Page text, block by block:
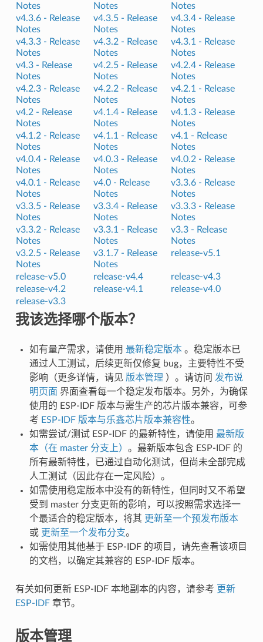
Notes
Notes
Notes
v4.3.6 - Release
Notes
v4.3.5 - Release
Notes
v4.3.4 - Release
Notes
v4.3.3 - Release
Notes
v4.3.2 - Release
Notes
v4.3.1 - Release
Notes
v4.3 - Release
Notes
v4.2.5 - Release
Notes
v4.2.4 - Release
Notes
v4.2.3 - Release
Notes
v4.2.2 - Release
Notes
v4.2.1 - Release
Notes
v4.2 - Release
Notes
v4.1.4 - Release
Notes
v4.1.3 - Release
Notes
v4.1.2 - Release
Notes
v4.1.1 - Release
Notes
v4.1 - Release
Notes
v4.0.4 - Release
Notes
v4.0.3 - Release
Notes
v4.0.2 - Release
Notes
v4.0.1 - Release
Notes
v4.0 - Release
Notes
v3.3.6 - Release
Notes
v3.3.5 - Release
Notes
v3.3.4 - Release
Notes
v3.3.3 - Release
Notes
v3.3.2 - Release
Notes
v3.3.1 - Release
Notes
v3.3 - Release
Notes
v3.2.5 - Release
Notes
v3.1.7 - Release
Notes
release-v5.1
release-v5.0 release-v4.4
release-v4.3
release-v4.2
release-v4.1
release-v4.0
release-v3.3
我该选择哪个版本？
如有量产需求，请使用 最新稳定版本。稳定版本已
通过人工测试，后续更新仅修复 bug，主要特性不受
影响（更多详情，请见 版本管理 ）。请访问 发布说
明页面 界面查看每一个稳定发布版本。另外，为确保
使用的 ESP-IDF 版本与需生产的芯片版本兼容，可参
考 ESP-IDF 版本与乐鑫芯片版本兼容性。
如需尝试/测试 ESP-IDF 的最新特性，请使用 最新版
本（在 master 分支上） 。最新版本包含 ESP-IDF 的
所有最新特性，已通过自动化测试，但尚未全部完成
人工测试（因此存在一定风险）。
如需使用稳定版本中没有的新特性，但同时又不希望
受到 master 分支更新的影响，可以按照需求选择一
个最适合的稳定版本，将其 更新至一个预发布版本
或 更新至一个发布分支。
如需使用其他基于 ESP-IDF 的项目，请先查看该项目
的文档，以确定其兼容的 ESP-IDF 版本。
有关如何更新 ESP-IDF 本地副本的内容，请参考 更新
ESP-IDF章节。
版本管理